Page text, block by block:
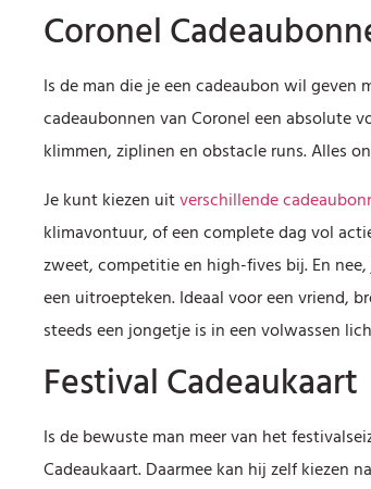
Coronel
Is de man die je een cadeaubon wil geven
cadeaubonnen van Coronel een absolute
klimmen, ziplinen en obstacle runs. Alles
Je kunt kiezen uitverschillende
klimavontuur, of een complete dag vol
zweet, competitie en high-fives bij. En
een uitroepteken. Ideaal voor een vriend,
steeds een jongetje is in een volwassen
Festival Cadeaukaart
Is de bewuste man meer van het
Cadeaukaart. Daarmee kan hij zelf kiezen